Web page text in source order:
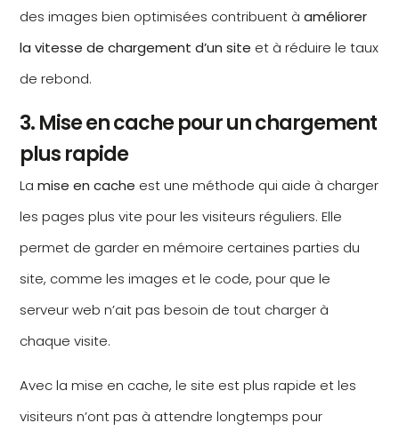
des images bien optimisées contribuent àaméliorer
la vitesse de chargement d’un site et à réduire le taux
de rebond.
3. Mise en cache pour un chargement
plus rapide
Lamise en cache est une méthode qui aide à charger
les pages plus vite pour les visiteurs réguliers. Elle
permet de garder en mémoire certaines parties du
site, comme les images et le code, pour que le
serveur web n’ait pas besoin de tout charger à
chaque visite.
Avec la mise en cache, le site est plus rapide et les
visiteurs n’ont pas à attendre longtemps pour